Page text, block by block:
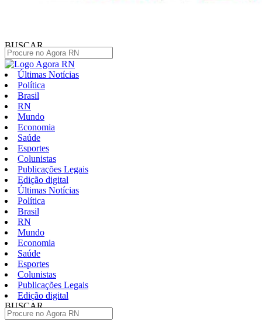
BUSCAR
Últimas Notícias
Política
Brasil
RN
Mundo
Economia
Saúde
Esportes
Colunistas
Publicações Legais
Edição digital
Últimas Notícias
Política
Brasil
RN
Mundo
Economia
Saúde
Esportes
Colunistas
Publicações Legais
Edição digital
BUSCAR